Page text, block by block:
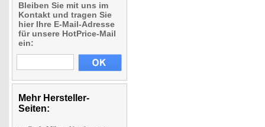
Bleiben Sie mit uns im
Kontakt und tragen Sie
hier Ihre E-Mail-Adresse
für unsere HotPrice-Mail
ein:
Mehr Hersteller-
Seiten: